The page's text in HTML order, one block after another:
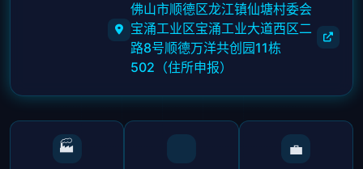
佛山市顺德区龙江镇仙塘村委会
宝涌工业区宝涌工业大道西区二
路8号顺德万洋共创园11栋
502（住所申报）
🏭 💼